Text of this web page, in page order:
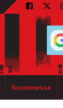
Scommesse